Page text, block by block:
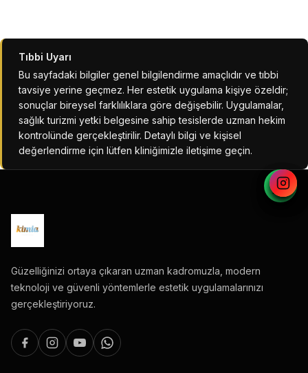
Tıbbi Uyarı
Bu sayfadaki bilgiler genel bilgilendirme amaçlıdır ve tıbbi
tavsiye yerine geçmez. Her estetik uygulama kişiye özeldir;
sonuçlar bireysel farklılıklara göre değişebilir. Uygulamalar,
sağlık turizmi yetki belgesine sahip tesislerde uzman hekim
kontrolünde gerçekleştirilir. Detaylı bilgi ve kişisel
değerlendirme için lütfen kliniğimizle iletişime geçin.
Güzelliğinizi ortaya çıkaran uzman kadromuzla, modern
teknoloji ve güvenli yöntemlerle estetik uygulamalarınızı
gerçekleştiriyoruz.